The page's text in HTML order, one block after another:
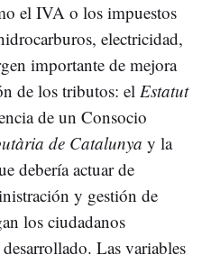
el IVA o los impuestos
electricidad,
importante de mejora
de los tributos: el Estatut
de un Consocio
de Catalunya y la
debería actuar de
y gestión de
los ciudadanos
Las variables